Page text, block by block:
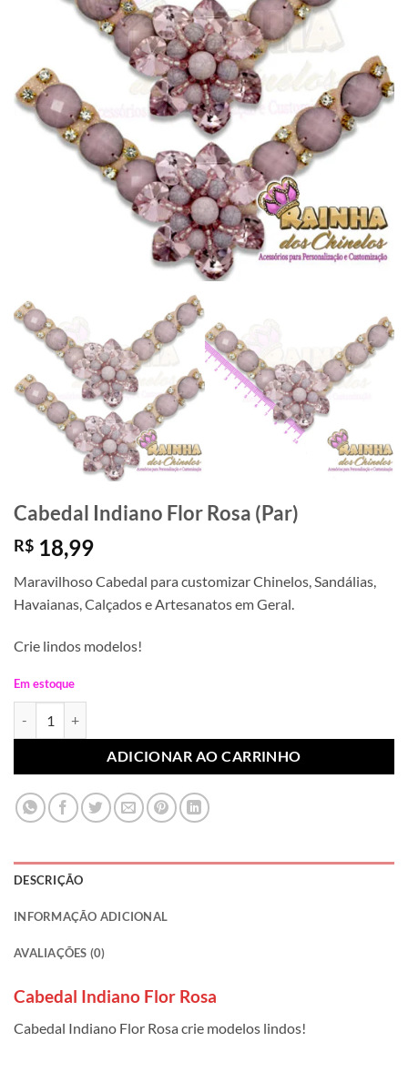
Cabedal Indiano Flor Rosa (Par)
R$ 18,99
Maravilhoso Cabedal para customizar Chinelos, Sandálias,
Havaianas, Calçados e Artesanatos em Geral.
Crie lindos modelos!
Em estoque
ADICIONAR AO CARRINHO
DESCRIÇÃO
INFORMAÇÃO ADICIONAL
AVALIAÇÕES (0)
Cabedal Indiano Flor Rosa
Cabedal Indiano Flor Rosa crie modelos lindos!